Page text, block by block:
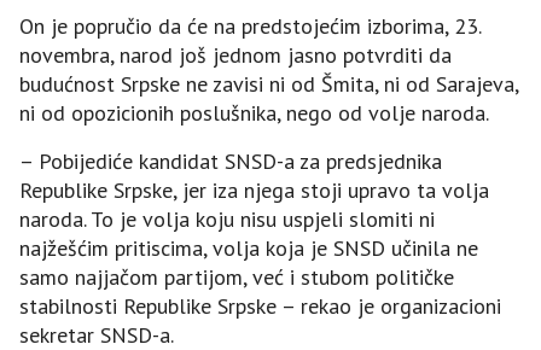
On je popručio da će na predstojećim izborima, 23.
novembra, narod još jednom jasno potvrditi da
budućnost Srpske ne zavisi ni od Šmita, ni od Sarajeva,
ni od opozicionih poslušnika, nego od volje naroda.
– Pobijediće kandidat SNSD-a za predsjednika
Republike Srpske, jer iza njega stoji upravo ta volja
naroda. To je volja koju nisu uspjeli slomiti ni
najžešćim pritiscima, volja koja je SNSD učinila ne
samo najjačom partijom, već i stubom političke
stabilnosti Republike Srpske – rekao je organizacioni
sekretar SNSD-a.